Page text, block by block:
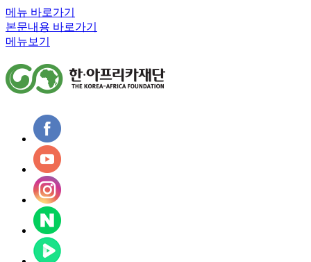
메뉴 바로가기
본문내용 바로가기
메뉴보기